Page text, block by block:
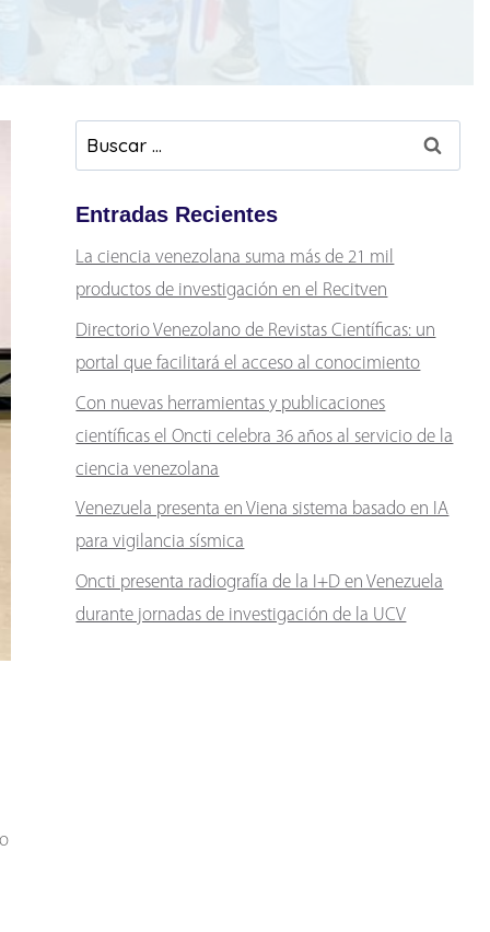
Buscar:
Entradas Recientes
La ciencia venezolana suma más de 21 mil
productos de investigación en el Recitven
Directorio Venezolano de Revistas Científicas: un
portal que facilitará el acceso al conocimiento
Con nuevas herramientas y publicaciones
científicas el Oncti celebra 36 años al servicio de la
ciencia venezolana
Venezuela presenta en Viena sistema basado en IA
para vigilancia sísmica
Oncti presenta radiografía de la I+D en Venezuela
durante jornadas de investigación de la UCV